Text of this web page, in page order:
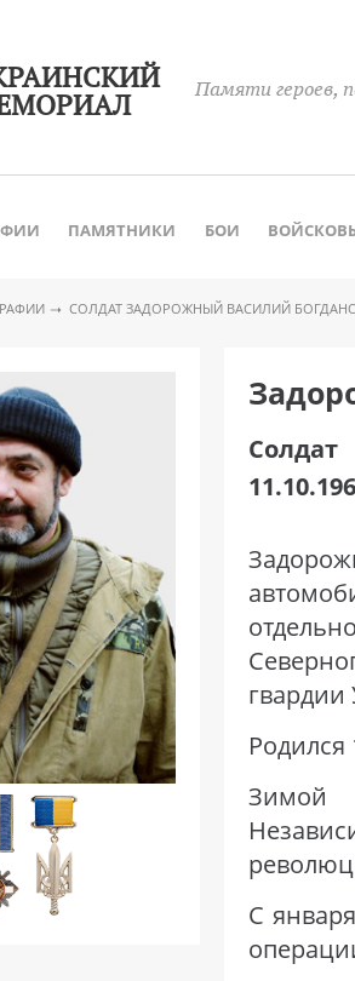
Памяти героев,
ПАМЯТНИКИ БОИ
СОЛДАТ ЗАДОРОЖНЫЙ ВАСИЛИЙ
Солдат
гвардии
Родился
Зимой
С